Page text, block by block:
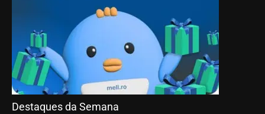
Destaques da Semana